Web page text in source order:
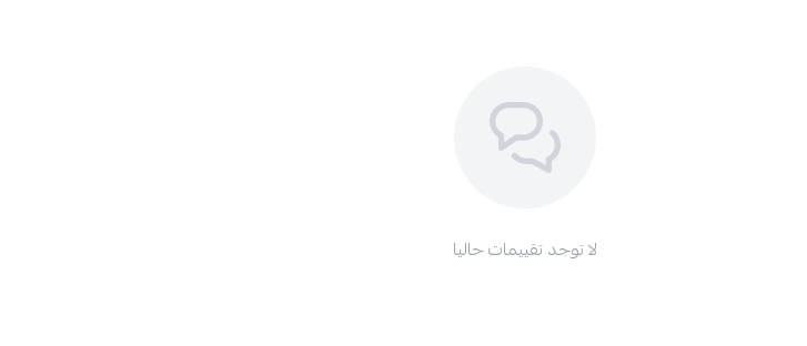
لا توجد تقييمات حاليا